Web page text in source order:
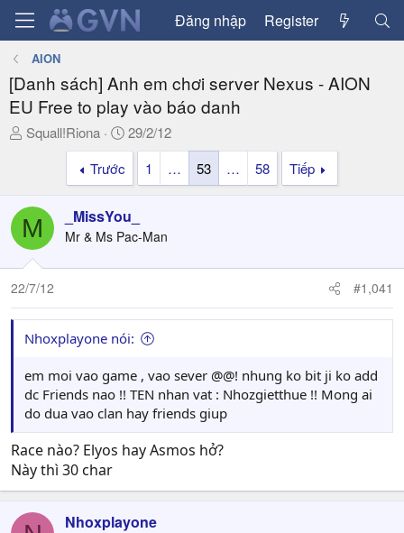
Đăng nhập Register
AION
[Danh sách] Anh em chơi server Nexus - AION
EU Free to play vào báo danh
T
a
d
s
t
a
t
e
Squall!Riona
N
g
y
ử
i
29/2/12
Trước
1 … 53 … 58 Tiếp
M _MissYou_
Mr & Ms Pac-Man
22/7/12 #1,041
Nhoxplayone nói:
em moi vao game , vao sever @@! nhung ko bit ji ko add
dc Friends nao !! TEN nhan vat : Nhozgietthue !! Mong ai
do dua vao clan hay friends giup
Race nào? Elyos hay Asmos hở?
Này thì 30 char
Nhoxplayone